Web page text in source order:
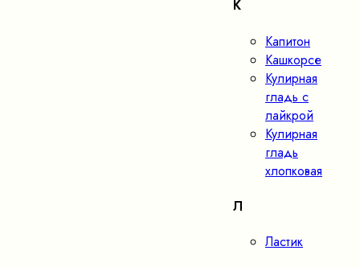
К
Капитон
Кашкорсе
Кулирная
гладь с
лайкрой
Кулирная
гладь
хлопковая
Л
Ластик